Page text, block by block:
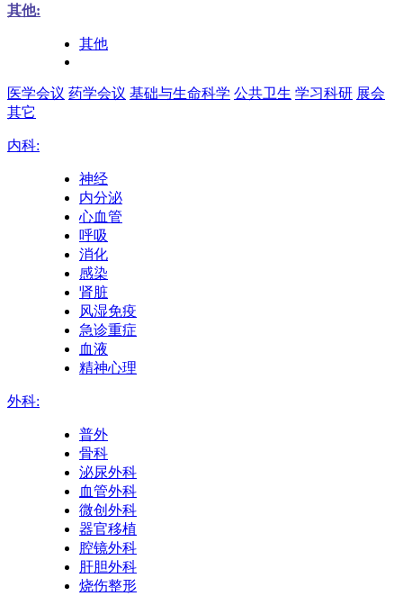
其他:
其他
医学会议 药学会议 基础与生命科学 公共卫生 学习科研 展会
其它
内科:
神经
内分泌
心血管
呼吸
消化
感染
肾脏
风湿免疫
急诊重症
血液
精神心理
外科:
普外
骨科
泌尿外科
血管外科
微创外科
器官移植
腔镜外科
肝胆外科
烧伤整形